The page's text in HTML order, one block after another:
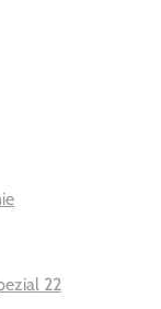
22